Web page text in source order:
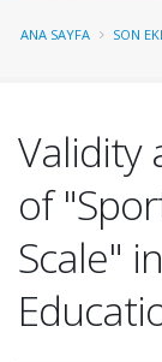
ANA SAYFA SON
Validity
of
Scale"